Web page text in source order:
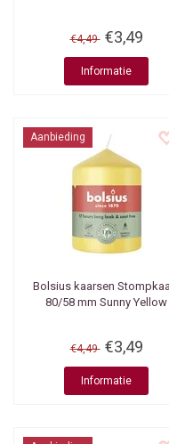
€4,49 €3,49
Informatie
Aanbieding
Bolsius kaarsen
80/58 mm Sunny Yellow
€4,49 €3,49
Informatie